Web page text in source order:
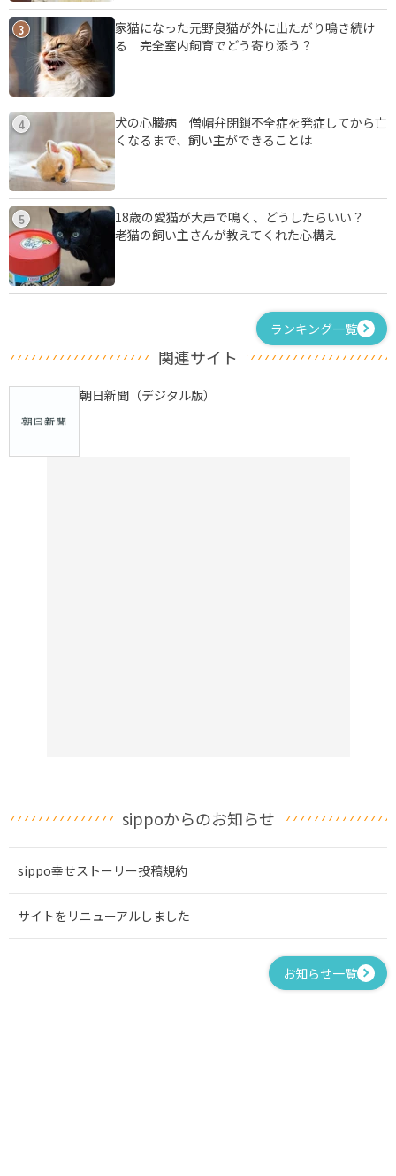
3
家猫になった元野良猫が外に出たがり鳴き続け
る 完全室内飼育でどう寄り添う？
4
犬の心臓病 僧帽弁閉鎖不全症を発症してから亡
くなるまで、飼い主ができることは
5
18歳の愛猫が大声で鳴く、どうしたらいい？
老猫の飼い主さんが教えてくれた心構え
ランキング一覧
関連サイト
朝日新聞（デジタル版）
sippoからのお知らせ
sippo幸せストーリー投稿規約
サイトをリニューアルしました
お知らせ一覧